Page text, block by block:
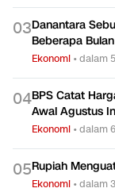
03Danantara
Beberapa Bulan
Ekonomi •dalam
04BPS Catat
Awal Agustus
Ekonomi •dalam
05Rupiah
Ekonomi •dalam